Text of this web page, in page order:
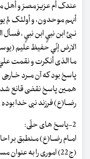
عندک أم عزیز مصرَ و أهل
أنهم موحدون، و أولئک لم
نـبیٌ ابن نبيٍ ابن نبيٍ ،
پاسخ بود که آن مـرد
همین پاسخ نقضی قانع
رضـا(ع) فرزند نبی خدا
2-پاسخ های حلّی:
امـام رضـا(ع) مـنطبق بر
(ج22) اموری را به